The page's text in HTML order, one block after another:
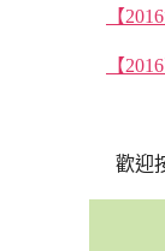
【
【
歡迎